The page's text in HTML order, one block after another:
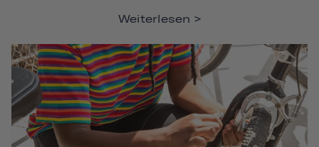
Weiterlesen